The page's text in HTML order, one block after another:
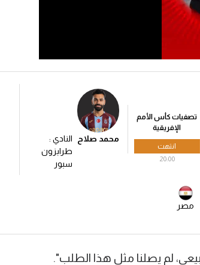
تصفيات كأس الأمم
الإفريقية
انتهت
20:00
محمد صلاح
النادي :
طرابزون
سبور
مصر